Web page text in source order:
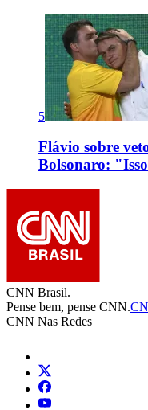
5
Flávio sobre
Bolsonaro:
CNN Brasil.
Pense bem, pense CNN.
CNN Nas Redes